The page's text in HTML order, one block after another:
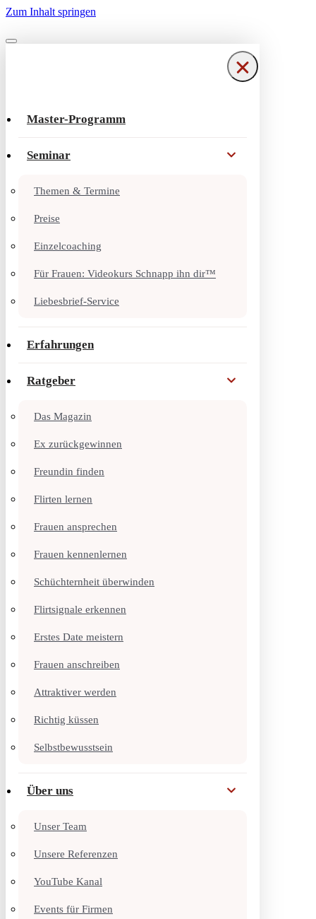
Zum Inhalt springen
Navigationsmenü
Navigationsmenü
Master-Programm
Seminar
Themen & Termine
Preise
Einzelcoaching
Für Frauen: Videokurs Schnapp ihn dir™
Liebesbrief-Service
Erfahrungen
Ratgeber
Das Magazin
Ex zurückgewinnen
Freundin finden
Flirten lernen
Frauen ansprechen
Frauen kennenlernen
Schüchternheit überwinden
Flirtsignale erkennen
Erstes Date meistern
Frauen anschreiben
Attraktiver werden
Richtig küssen
Selbstbewusstsein
Über uns
Unser Team
Unsere Referenzen
YouTube Kanal
Events für Firmen